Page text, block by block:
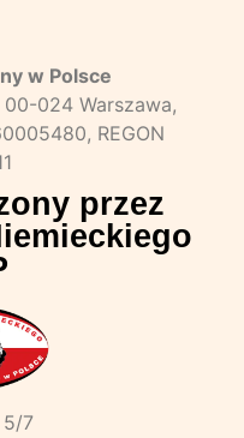
w Polsce
024 Warszawa,
REGON
przez
5/7